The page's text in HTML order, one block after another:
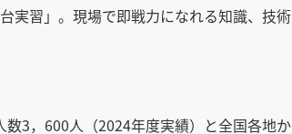
実習」。現場で即戦力になれる知識、技術
3，600人（2024年度実績）と全国各地か